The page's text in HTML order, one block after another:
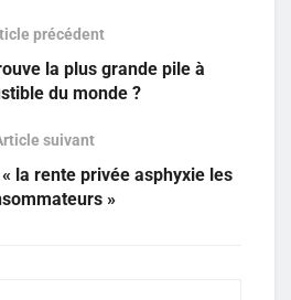
précédent
la plus grande pile à
du monde ?
suivant
la rente privée asphyxie les
»